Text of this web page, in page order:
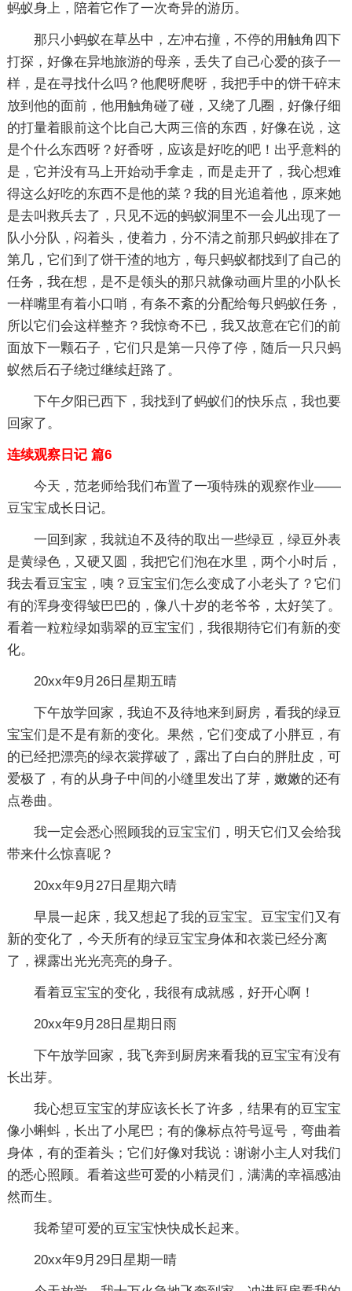
蚂蚁身上，陪着它作了一次奇异的游历。
那只小蚂蚁在草丛中，左冲右撞，不停的用触角四下
打探，好像在异地旅游的母亲，丢失了自己心爱的孩子一
样，是在寻找什么吗？他爬呀爬呀，我把手中的饼干碎末
放到他的面前，他用触角碰了碰，又绕了几圈，好像仔细
的打量着眼前这个比自己大两三倍的东西，好像在说，这
是个什么东西呀？好香呀，应该是好吃的吧！出乎意料的
是，它并没有马上开始动手拿走，而是走开了，我心想难
得这么好吃的东西不是他的菜？我的目光追着他，原来她
是去叫救兵去了，只见不远的蚂蚁洞里不一会儿出现了一
队小分队，闷着头，使着力，分不清之前那只蚂蚁排在了
第几，它们到了饼干渣的地方，每只蚂蚁都找到了自己的
任务，我在想，是不是领头的那只就像动画片里的小队长
一样嘴里有着小口哨，有条不紊的分配给每只蚂蚁任务，
所以它们会这样整齐？我惊奇不已，我又故意在它们的前
面放下一颗石子，它们只是第一只停了停，随后一只只蚂
蚁然后石子绕过继续赶路了。
下午夕阳已西下，我找到了蚂蚁们的快乐点，我也要
回家了。
连续观察日记 篇6
今天，范老师给我们布置了一项特殊的观察作业——
豆宝宝成长日记。
一回到家，我就迫不及待的取出一些绿豆，绿豆外表
是黄绿色，又硬又圆，我把它们泡在水里，两个小时后，
我去看豆宝宝，咦？豆宝宝们怎么变成了小老头了？它们
有的浑身变得皱巴巴的，像八十岁的老爷爷，太好笑了。
看着一粒粒绿如翡翠的豆宝宝们，我很期待它们有新的变
化。
20xx年9月26日星期五晴
下午放学回家，我迫不及待地来到厨房，看我的绿豆
宝宝们是不是有新的变化。果然，它们变成了小胖豆，有
的已经把漂亮的绿衣裳撑破了，露出了白白的胖肚皮，可
爱极了，有的从身子中间的小缝里发出了芽，嫩嫩的还有
点卷曲。
我一定会悉心照顾我的豆宝宝们，明天它们又会给我
带来什么惊喜呢？
20xx年9月27日星期六晴
早晨一起床，我又想起了我的豆宝宝。豆宝宝们又有
新的变化了，今天所有的绿豆宝宝身体和衣裳已经分离
了，裸露出光光亮亮的身子。
看着豆宝宝的变化，我很有成就感，好开心啊！
20xx年9月28日星期日雨
下午放学回家，我飞奔到厨房来看我的豆宝宝有没有
长出芽。
我心想豆宝宝的芽应该长长了许多，结果有的豆宝宝
像小蝌蚪，长出了小尾巴；有的像标点符号逗号，弯曲着
身体，有的歪着头；它们好像对我说：谢谢小主人对我们
的悉心照顾。看着这些可爱的小精灵们，满满的幸福感油
然而生。
我希望可爱的豆宝宝快快成长起来。
20xx年9月29日星期一晴